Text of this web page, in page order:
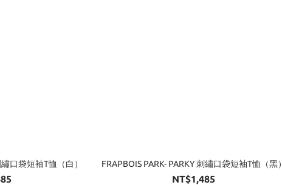
口袋短袖T恤（白） FRAPBOIS PARK- PARKY 刺繡口袋短袖T恤（黑）
NT$1,485